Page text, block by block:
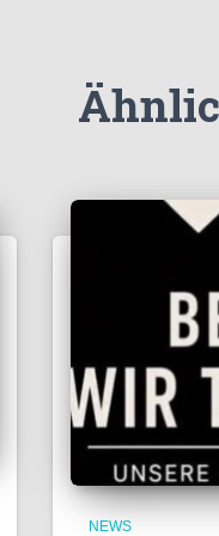
NEWS